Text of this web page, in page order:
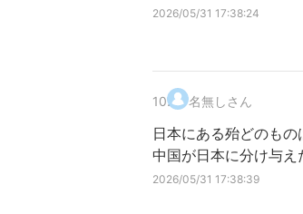
2026/05/31 17:38:24
10. 名無しさん
日本にある殆どのもの
中国が日本に分け与え
2026/05/31 17:38:39